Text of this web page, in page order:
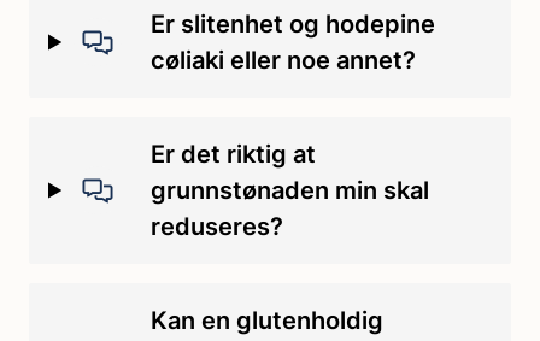
Er slitenhet og hodepine
cøliaki eller noe annet?
Er det riktig at
grunnstønaden min skal
reduseres?
Kan en glutenholdig